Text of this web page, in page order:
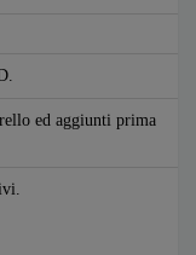
ed aggiunti prima